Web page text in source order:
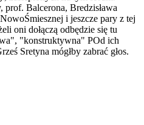
prof. Balcerona, Bredzisława
i jeszcze pary z tej
oni dołączą odbędzie się tu
"konstruktywna" POd ich
Sretyna mógłby zabrać głos.